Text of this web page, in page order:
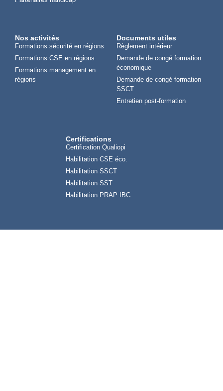
Nos activités
Formations sécurité en régions
Formations CSE en régions
Formations management en
régions
Documents utiles
Règlement intérieur
Demande de congé formation
économique
Demande de congé formation
SSCT
Entretien post-formation
Certifications
Certification Qualiopi
Habilitation CSE éco.
Habilitation SSCT
Habilitation SST
Habilitation PRAP IBC